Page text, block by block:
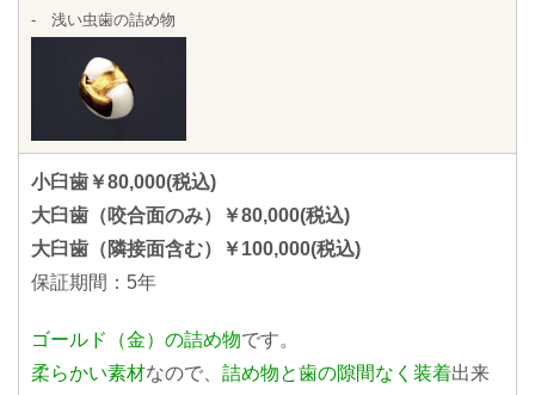
- 浅い虫歯の詰め物
小臼歯￥80,000(税込)
大臼歯（咬合面のみ）￥80,000(税込)
大臼歯（隣接面含む）￥100,000(税込)
保証期間：5年
ゴールド（金）の詰め物です。
柔らかい素材なので、 詰め物と歯の隙間なく装着出来